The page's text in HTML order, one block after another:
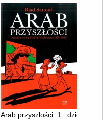
Arab przyszłości. 1 :